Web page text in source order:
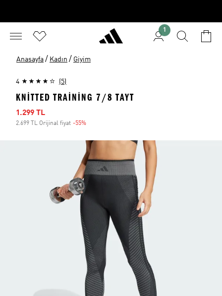
1
Anasayfa / Kadın / Giyim
4 (5)
KNITTED TRAINING 7/8 TAYT
İndirimli fiyat
1.299 TL
2.699 TL Orijinal fiyat -55%